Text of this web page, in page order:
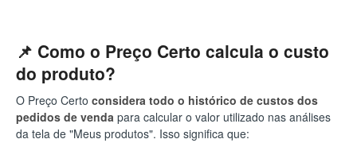
📌 Como o Preço Certo calcula o custo
do produto?
O Preço Certo considera todo o histórico de custos dos
pedidos de venda para calcular o valor utilizado nas análises
da tela de "Meus produtos". Isso significa que: